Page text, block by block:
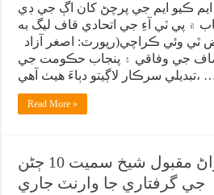
ڪيو ايم جي پرچڻ کان اڳ جي ڊي
۾ پي ٽي آءِ جي اتحادي قاف ليگ به
ٿي وئي ڪراچي(رپورٽ: اصغر آزاد
جي وفاقي ۽ پنجاب حڪومت جي
سرڪار لاڳيتو دٻاءَ هيٺ آهي، …
Read More »
شڪارپور: پ پ اڳواڻ مقبول شيخ سميت 10 ڄڻن
جي گرفتاري جا وارنٽ جاري